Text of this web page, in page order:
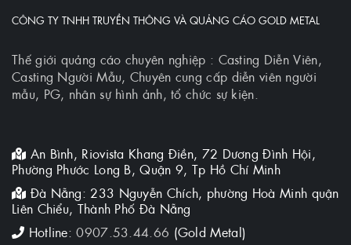
CÔNG TY TNHH TRUYỀN THÔNG VÀ QUẢNG CÁO GOLD METAL
Thế giới quảng cáo chuyên nghiệp : Casting Diễn Viên,
Casting Người Mẫu, Chuyên cung cấp diễn viên người
mẫu, PG, nhân sự hình ảnh, tổ chức sự kiện.
An Bình, Riovista Khang Điền, 72 Dương Đình Hội,
Phường Phước Long B, Quận 9, Tp Hồ Chí Minh
Đà Nẵng: 233 Nguyễn Chích, phường Hoà Minh quận
Liên Chiểu, Thành Phố Đà Nẵng
Hotline:0907.53.44.66 (Gold Metal)